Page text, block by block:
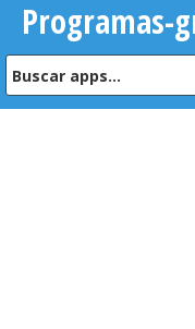
Programas-